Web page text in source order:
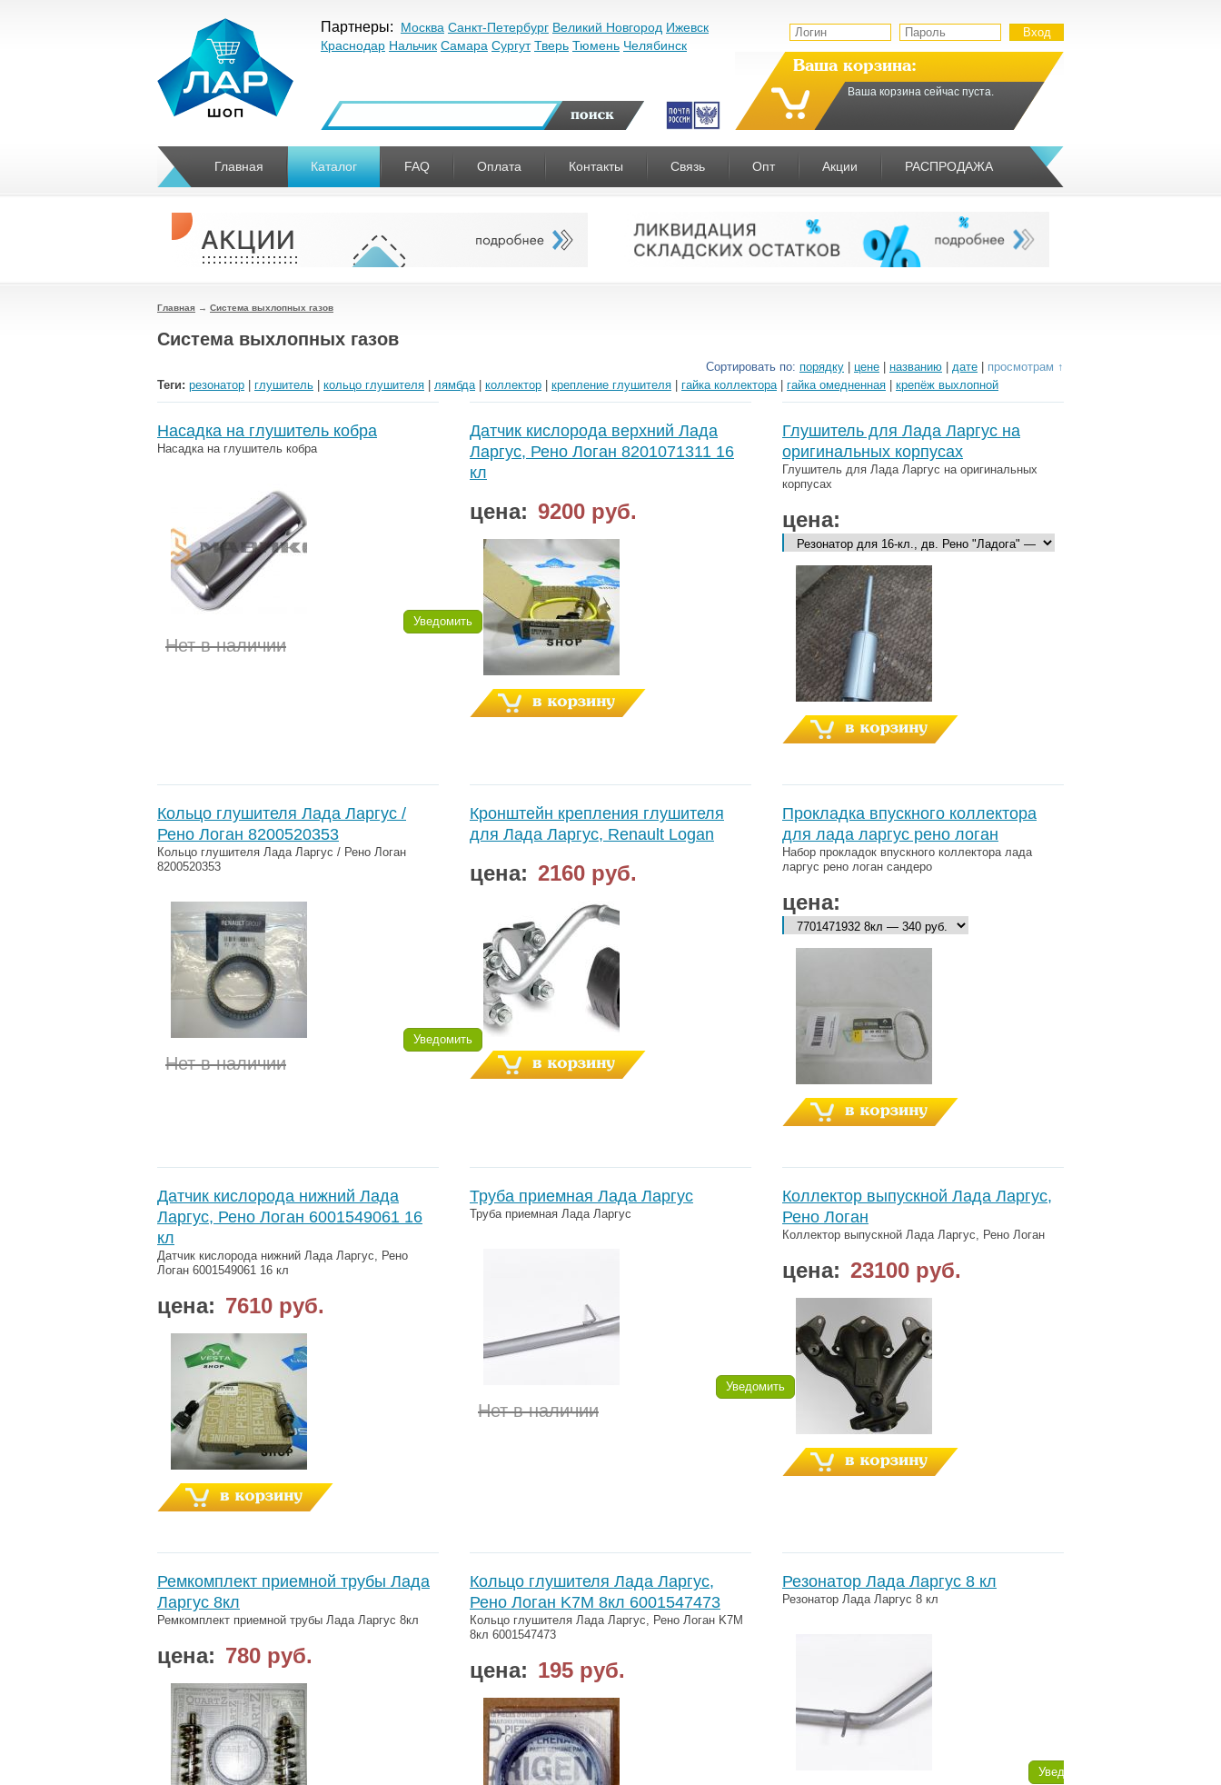
Партнеры: Москва Санкт-Петербург Великий Новгород Ижевск
Краснодар Нальчик Самара Сургут Тверь Тюмень Челябинск
Ваша корзина:
Ваша корзина сейчас пуста.
Главная Каталог FAQ Оплата Контакты Связь Опт Акции РАСПРОДАЖА
Главная → Система выхлопных газов
Система выхлопных газов
Сортировать по: порядку цене названию дате
просмотрам ↑
Теги: резонатор глушитель кольцо глушителя лямбда| коллектор крепление глушителя гайка коллектора| гайка омедненная крепёж выхлопной
Насадка на глушитель кобра
Насадка на глушитель кобра
Нет в наличии
Уведомить
Датчик кислорода верхний Лада
Ларгус, Рено Логан 8201071311 16
кл
цена: 9200 руб.
Глушитель для Лада Ларгус на
оригинальных корпусах
Глушитель для Лада Ларгус на оригинальных
корпусах
цена:
Кольцо глушителя Лада Ларгус /
Рено Логан 8200520353
Кольцо глушителя Лада Ларгус / Рено Логан
8200520353
Нет в наличии
Уведомить
Кронштейн крепления глушителя
для Лада Ларгус, Renault Logan
цена: 2160 руб.
Прокладка впускного коллектора
для лада ларгус рено логан
Набор прокладок впускного коллектора лада
ларгус рено логан сандеро
цена:
Датчик кислорода нижний Лада
Ларгус, Рено Логан 6001549061 16
кл
Датчик кислорода нижний Лада Ларгус, Рено
Логан 6001549061 16 кл
цена: 7610 руб.
Труба приемная Лада Ларгус
Труба приемная Лада Ларгус
Нет в наличии
Уведомить
Коллектор выпускной Лада Ларгус,
Рено Логан
Коллектор выпускной Лада Ларгус, Рено Логан
цена: 23100 руб.
Ремкомплект приемной трубы Лада
Ларгус 8кл
Ремкомплект приемной трубы Лада Ларгус 8кл
цена: 780 руб.
Кольцо глушителя Лада Ларгус,
Рено Логан K7M 8кл 6001547473
Кольцо глушителя Лада Ларгус, Рено Логан K7M
8кл 6001547473
цена: 195 руб.
Резонатор Лада Ларгус 8 кл
Резонатор Лада Ларгус 8 кл
Уведомить